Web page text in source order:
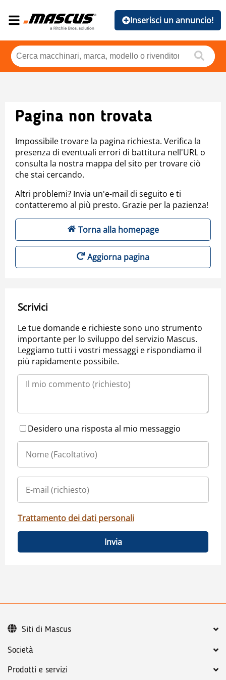
Inserisci un annuncio!
Pagina non trovata
Impossibile trovare la pagina richiesta. Verifica la
presenza di eventuali errori di battitura nell'URL o
consulta la nostra mappa del sito per trovare ciò
che stai cercando.
Altri problemi? Invia un'e-mail di seguito e ti
contatteremo al più presto. Grazie per la pazienza!
Torna alla homepage
Aggiorna pagina
Scrivici
Le tue domande e richieste sono uno strumento
importante per lo sviluppo del servizio Mascus.
Leggiamo tutti i vostri messaggi e rispondiamo il
più rapidamente possibile.
Desidero una risposta al mio messaggio
Trattamento dei dati personali
Invia
Società
Prodotti e servizi
Siti di Mascus